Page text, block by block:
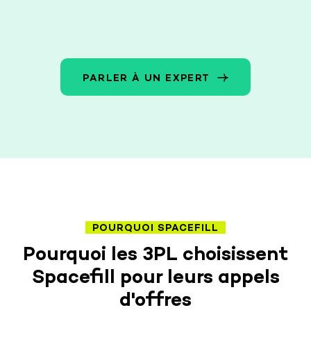
PARLER À UN EXPERT
POURQUOI SPACEFILL
Pourquoi les 3PL choisissent
Spacefill pour leurs appels
d'offres